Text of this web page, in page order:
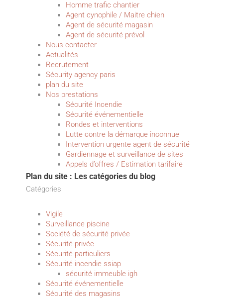
Homme trafic chantier
Agent cynophile / Maitre chien
Agent de sécurité magasin
Agent de sécurité prévol
Nous contacter
Actualités
Recrutement
Sécurity agency paris
plan du site
Nos prestations
Sécurité Incendie
Sécurité événementielle
Rondes et interventions
Lutte contre la démarque inconnue
Intervention urgente agent de sécurité
Gardiennage et surveillance de sites
Appels d’offres / Estimation tarifaire
Plan du site : Les catégories du blog
Catégories
Vigile
Surveillance piscine
Société de sécurité privée
Sécurité privée
Sécurité particuliers
Sécurité incendie ssiap
sécurité immeuble igh
Sécurité événementielle
Sécurité des magasins